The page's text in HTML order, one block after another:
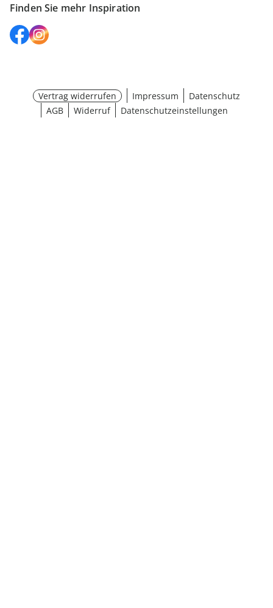
Finden Sie mehr Inspiration
Vertrag widerrufen Impressum
Datenschutz
AGB
Widerruf Datenschutzeinstellungen